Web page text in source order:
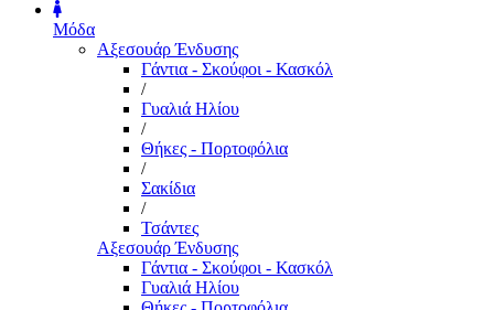
Μόδα
Αξεσουάρ Ένδυσης
Γάντια - Σκούφοι - Κασκόλ
/
Γυαλιά Ηλίου
/
Θήκες - Πορτοφόλια
/
Σακίδια
/
Τσάντες
Αξεσουάρ Ένδυσης
Γάντια - Σκούφοι - Κασκόλ
Γυαλιά Ηλίου